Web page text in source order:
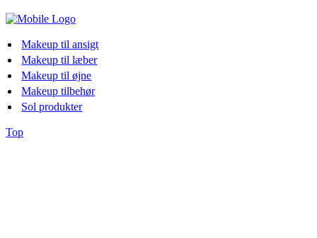
Makeup til ansigt
Makeup til læber
Makeup til øjne
Makeup tilbehør
Sol produkter
Top